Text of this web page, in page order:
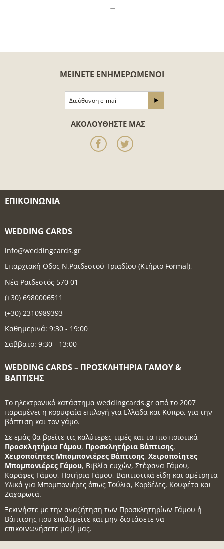
ΜΕΊΝΕΤΕ ΕΝΗΜΕΡΩΜΈΝΟΙ
ΑΚΟΛΟΥΘΉΣΤΕ ΜΑΣ
ΕΠΙΚΟΙΝΩΝΊΑ
WEDDING CARDS
info@weddingcards.gr
Επαρχιακή Οδος Ν.Ραιδεστού Τριαδίου (Κτήριο Formal),
Νέα Ραιδεστός 570 01
(+30) 6980006511
(+30) 2310989393
Καθημερινά: 9:30 - 19:00
Σάββατο: 9:30 - 13:00
WEDDING CARDS – ΠΡΟΣΚΛΗΤΉΡΙΑ ΓΆΜΟΥ &
ΒΆΠΤΙΣΗΣ
Το ηλεκτρονικό κατάστημα weddingcards.gr από το 2007
παραμένει η κορυφαία επιλογή για Ελλάδα και Κύπρο, για την
βάπτιση και τον γάμο.
Σε εμάς θα βρείτε τις καλύτερες τιμές και τα πιο ποιοτικά
Προσκλητήρια Γάμου, Προσκλητήρια Βάπτισης,
Χειροποίητες Μπομπονιέρες Βάπτισης, Χειροποίητες
Μπομπονιέρες Γάμου, Βιβλία ευχών, Στέφανα Γάμου,
Καράφες Γάμου, Ποτήρια Γάμου, Βαπτιστικά είδη και αμέτρητα
Υλικά για Μπομπονιέρες όπως Τούλια, Κορδέλες, Κουφέτα και
Ζαχαρωτά.
Ξεκινήστε με την αναζήτηση των Προσκλητηρίων Γάμου ή
Βάπτισης που επιθυμείτε και μην διστάσετε να
επικοινωνήσετε μαζί μας.